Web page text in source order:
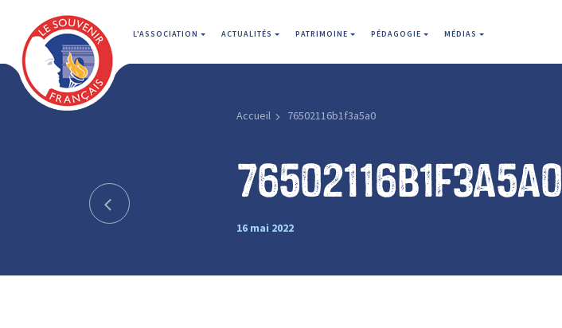
L'ASSOCIATION ACTUALITÉS PATRIMOINE PÉDAGOGIE MÉDIAS
Accueil 76502116b1f3a5a0
76502116b1f3a5a0
16 mai 2022